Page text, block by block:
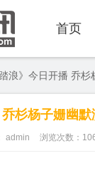
首页
浪》今日开播 乔
乔杉杨子姗幽
admin 浏览次数：